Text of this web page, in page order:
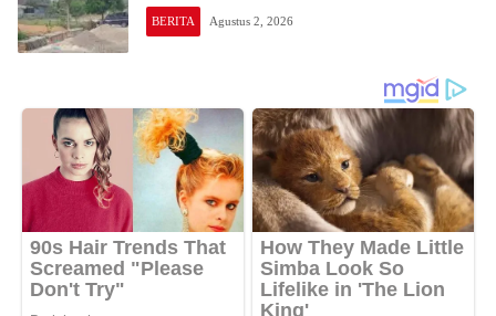
BERITA Agustus 2, 2026